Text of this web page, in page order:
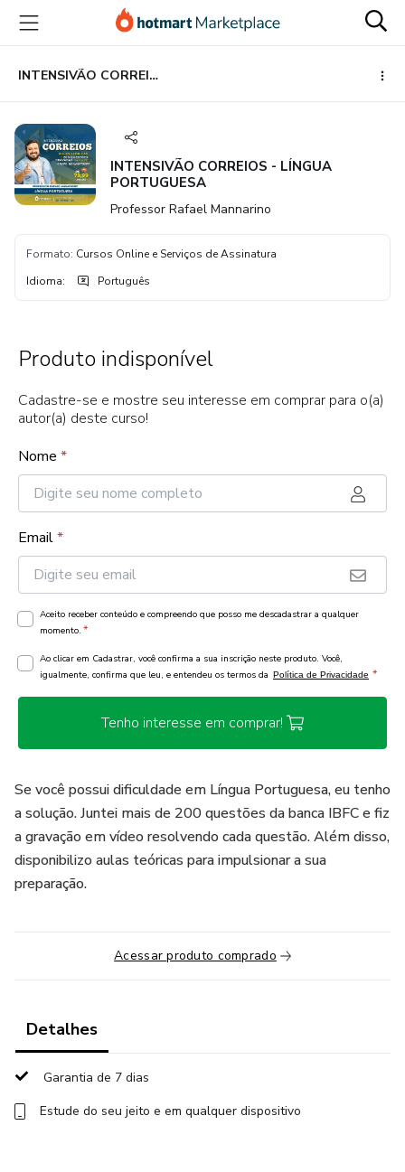
para
conteúdo
principal
para
pagamento
para
rodapé
INTENSIVÃO CORREIOS - LÍNGUA PORTUGUESA
INTENSIVÃO CORREIOS - LÍNGUA
PORTUGUESA
Professor Rafael Mannarino
Formato: Cursos Online e Serviços de Assinatura
Idioma: Português
Produto indisponível
Cadastre-se e mostre seu interesse em comprar para o(a)
autor(a) deste curso!
Nome *
Email*
Aceito receber conteúdo e compreendo que posso me descadastrar a qualquer
momento. *
Ao clicar em Cadastrar, você confirma a sua inscrição neste produto. Você,
igualmente, confirma que leu, e entendeu os termos da Política de Privacidade *
Tenho interesse em comprar!
Se você possui dificuldade em Língua Portuguesa, eu tenho
a solução. Juntei mais de 200 questões da banca IBFC e fiz
a gravação em vídeo resolvendo cada questão. Além disso,
disponibilizo aulas teóricas para impulsionar a sua
preparação.
Acessar produto comprado
Detalhes
Garantia de 7 dias
Estude do seu jeito e em qualquer dispositivo